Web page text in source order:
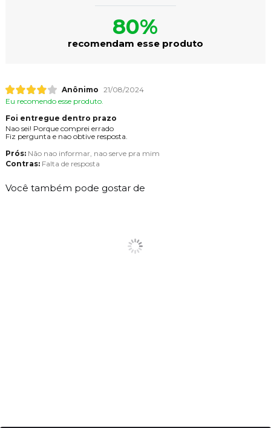
80%
recomendam esse produto
Anônimo 21/08/2024
Eu recomendo esse produto.
Foi entregue dentro prazo
Nao sei! Porque comprei errado
Fiz pergunta e nao obtive resposta.
Prós: Não nao informar, nao serve pra mim
Contras: Falta de resposta
Você também pode gostar de